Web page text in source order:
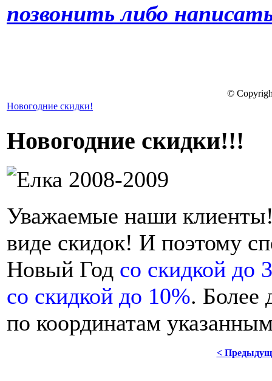
позвонить либо
©
Новогодние скидки!
Новогодние скидки!!!
Уважаемые наши
виде скидок! И поэтому
Новый Год со скидкой до
со скидкой до 10%. Более
по координатам
<